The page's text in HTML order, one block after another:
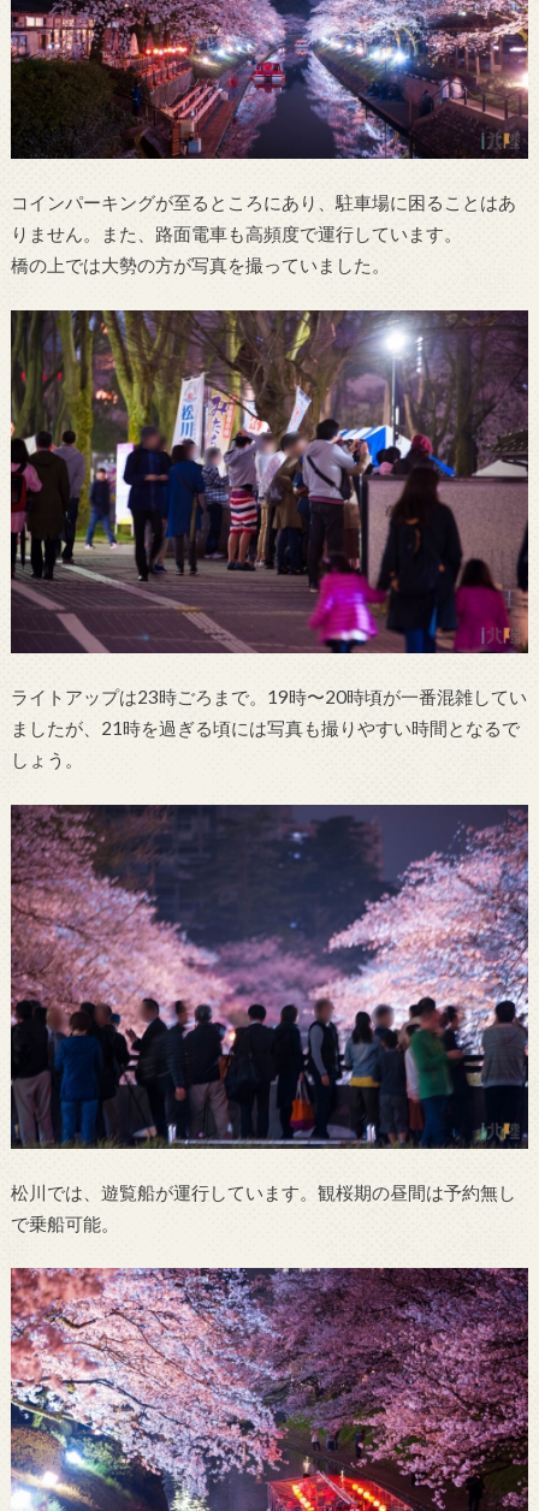
コインパーキングが至るところにあり、駐車場に困ることはあ
りません。また、路面電車も高頻度で運行しています。
橋の上では大勢の方が写真を撮っていました。
ライトアップは23時ごろまで。19時〜20時頃が一番混雑してい
ましたが、21時を過ぎる頃には写真も撮りやすい時間となるで
しょう。
松川では、遊覧船が運行しています。観桜期の昼間は予約無し
で乗船可能。